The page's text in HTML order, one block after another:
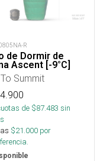
R
de Dormir de
Ascent [-9°C]
Summit
de $87.483 sin
$21.000 por